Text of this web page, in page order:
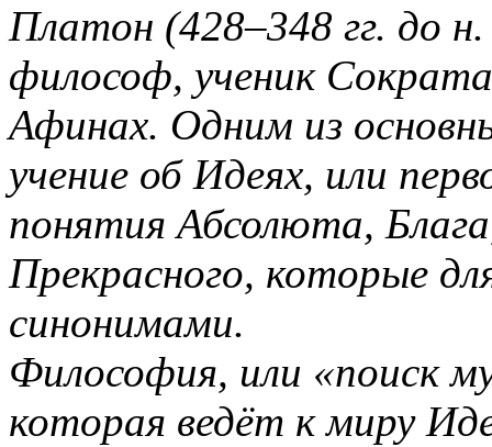
Платон (428–348 гг. до
философ, ученик
Афинах. Одним из
учение об Идеях, или
понятия Абсолюта,
Прекрасного, которые
синонимами.
Философия, или «поиск
которая ведёт к миру